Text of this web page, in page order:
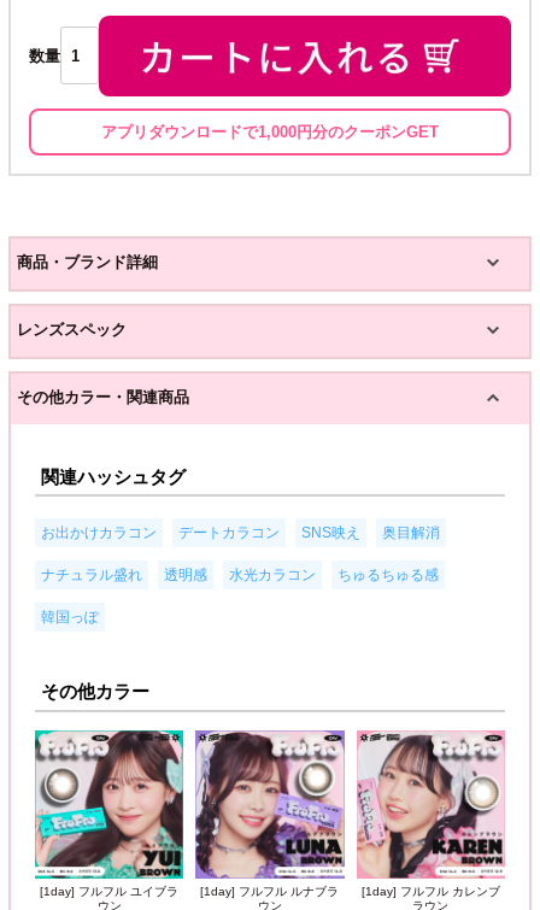
数量
アプリダウンロードで1,000円分のクーポンGET
商品・ブランド詳細
レンズスペック
その他カラー・関連商品
関連ハッシュタグ
お出かけカラコン デートカラコン SNS映え 奥目解消
ナチュラル盛れ 透明感 水光カラコン ちゅるちゅる感
韓国っぽ
その他カラー
[1day] フルフル ユイブラ
ウン
[1day] フルフル ルナブラ
ウン
[1day] フルフル カレンブ
ラウン